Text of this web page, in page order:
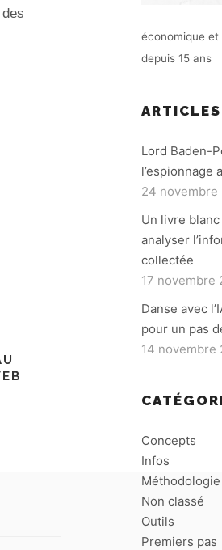
économique et
depuis 15 ans
Lord Baden-
l’espionnage
24 novembre
Un livre
analyser
collectée
17 novembre
Danse avec
pour un pas
14 novembre
Concepts
Infos
Méthodologie
Non classé
Outils
Premiers pas